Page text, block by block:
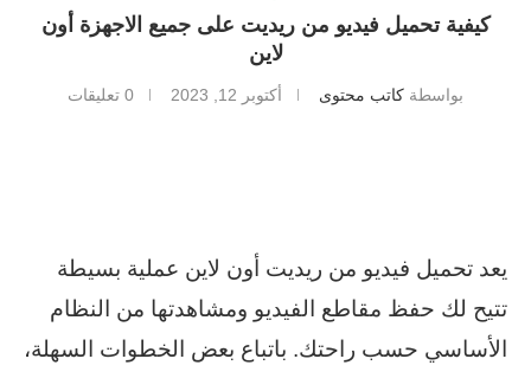
كيفية تحميل فيديو من ريديت على جميع الاجهزة أون
لاين
بواسطة كاتب محتوى أكتوبر 12, 2023 0 تعليقات
يعد تحميل فيديو من ريديت أون لاين عملية بسيطة
تتيح لك حفظ مقاطع الفيديو ومشاهدتها من النظام
الأساسي حسب راحتك. باتباع بعض الخطوات السهلة،